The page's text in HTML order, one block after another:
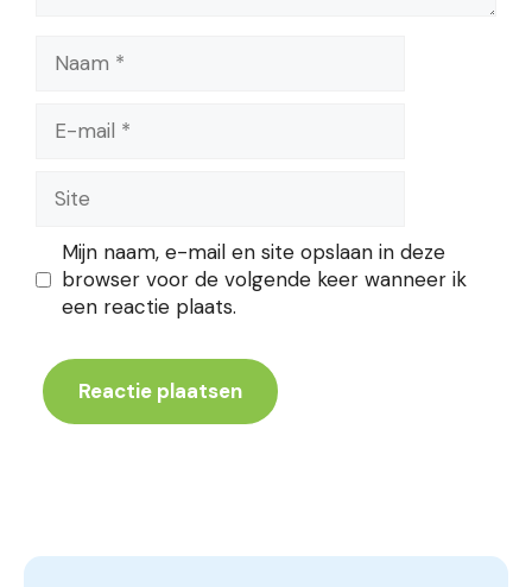
mail
Mijn naam, e-mail en site opslaan in deze
browser voor de volgende keer wanneer ik
een reactie plaats.